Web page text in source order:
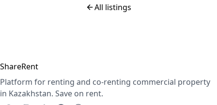
All listings
ShareRent
Platform for renting and co-renting commercial property
in Kazakhstan. Save on rent.